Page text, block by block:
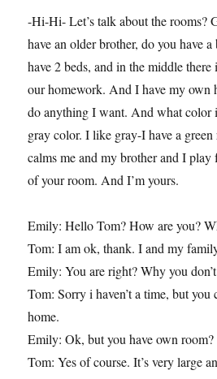
-Hi-Hi- Let’s talk about the rooms?
have an older brother, do you have
have 2 beds, and in the middle
our homework. And I have my own
do anything I want. And what color
gray color. I like gray-I have a green
calms me and my brother and I
of your room. And I’m yours.
Emily: Hello Tom? How are you?
Tom: I am ok, thank. I and my
Emily: You are right? Why you
Tom: Sorry i haven’t a time, but
home.
Emily: Ok, but you have own room?
Tom: Yes of course. It’s very large